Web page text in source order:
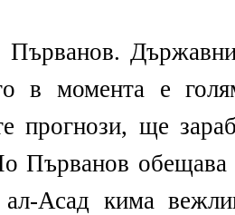
в момента е
прогнози, ще
Първанов
Асад кима